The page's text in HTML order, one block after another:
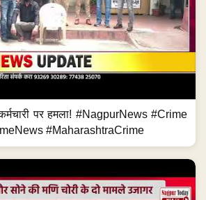
पर हमला! #NagpurNews #Crime
#MaharashtraCrime